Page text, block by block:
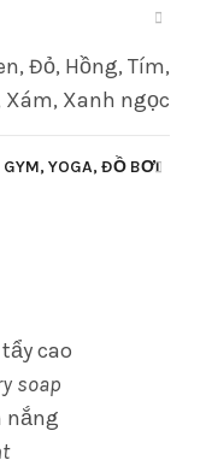
Đỏ, Hồng, Tím,
Xám, Xanh ngọc
GYM, YOGA, ĐỒ BƠI
cao
soap
nắng